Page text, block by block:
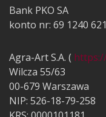
Bank PKO SA
konto nr: 69 1240
Agra-Art S.A. (
Wilcza 55/63
00-679 Warszawa
NIP: 526-18-79-258